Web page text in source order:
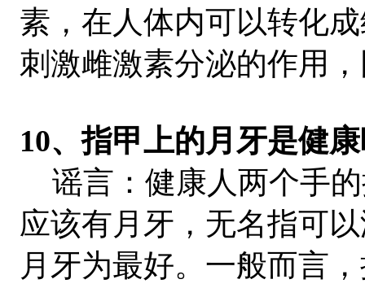
素，在人体内可以转化
刺激雌激素分泌的作用
10、指甲上的月牙是健
谣言：健康人两个手
应该有月牙，无名指可
月牙为最好。一般而言